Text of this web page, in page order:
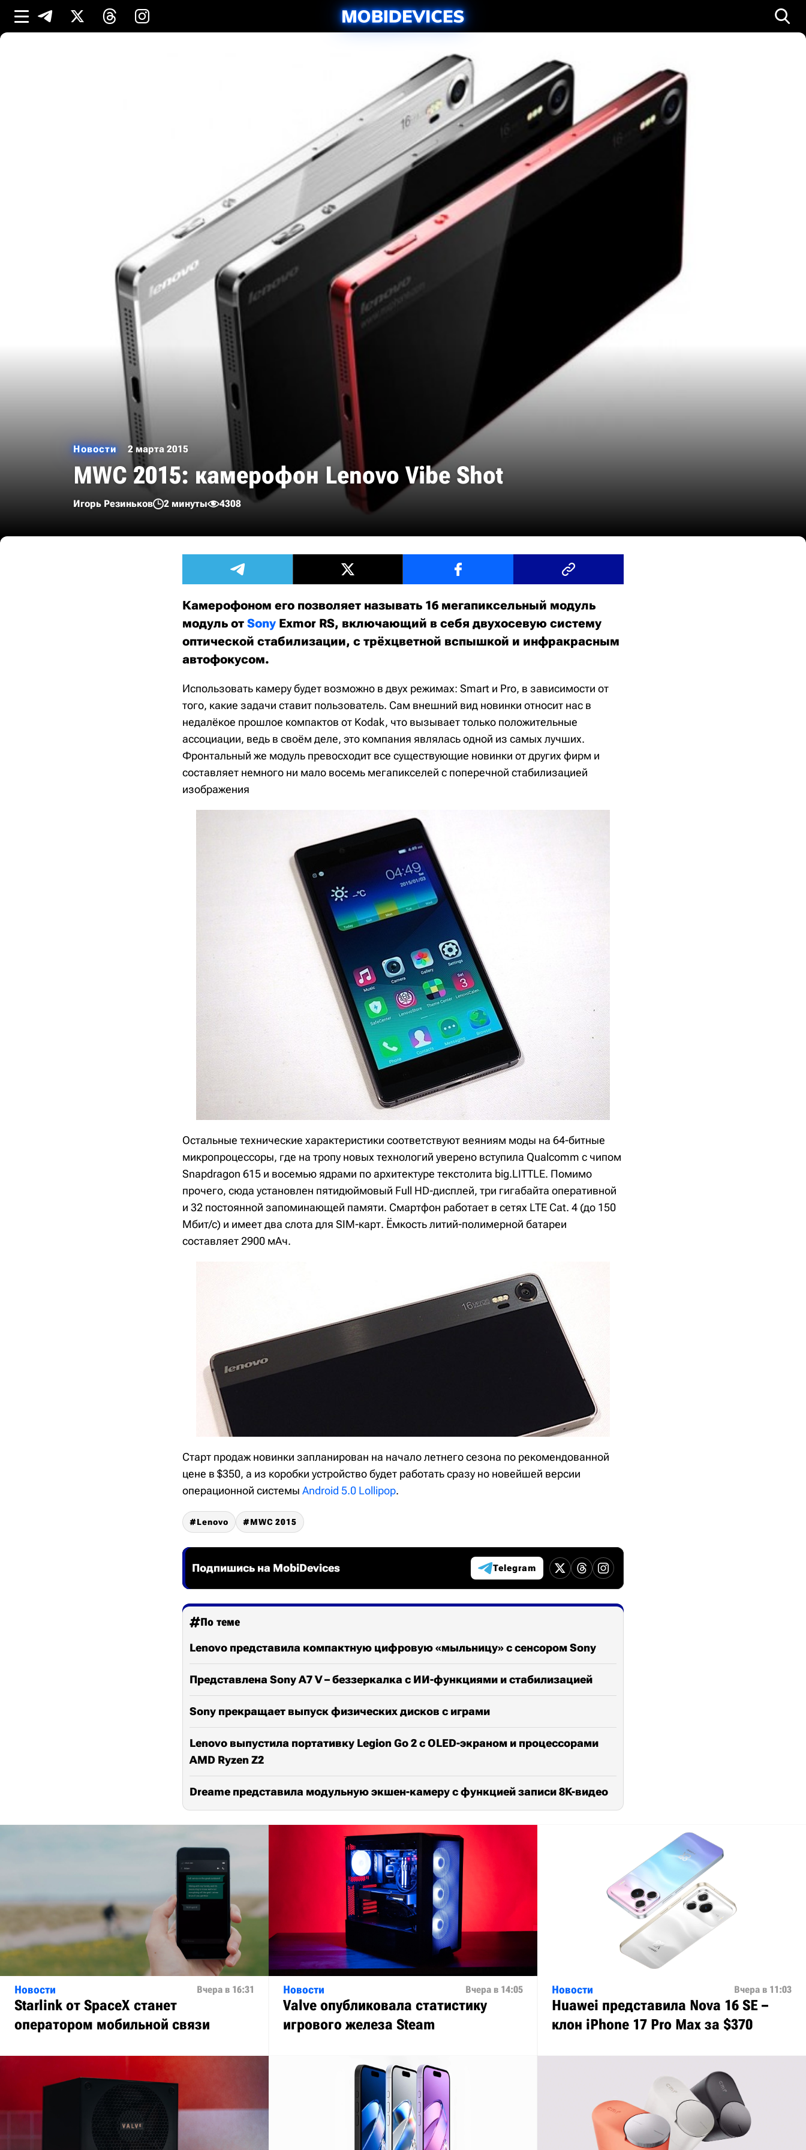
Новости 2 марта 2015
MWC 2015: камерофон Lenovo Vibe Shot
Игорь Резиньков 2 минуты 4308
Камерофоном его позволяет называть 16 мегапиксельный модуль
модуль от Sony Exmor RS, включающий в себя двухосевую систему
оптической стабилизации, с трёхцветной вспышкой и инфракрасным
автофокусом.
Использовать камеру будет возможно в двух режимах: Smart и Pro, в зависимости от
того, какие задачи ставит пользователь. Сам внешний вид новинки относит нас в
недалёкое прошлое компактов от Kodak, что вызывает только положительные
ассоциации, ведь в своём деле, это компания являлась одной из самых лучших.
Фронтальный же модуль превосходит все существующие новинки от других фирм и
составляет немного ни мало восемь мегапикселей с поперечной стабилизацией
изображения
Остальные технические характеристики соответствуют веяниям моды на 64-битные
микропроцессоры, где на тропу новых технологий уверено вступила Qualcomm с чипом
Snapdragon 615 и восемью ядрами по архитектуре текстолита big.LITTLE. Помимо
прочего, сюда установлен пятидюймовый Full HD-дисплей, три гигабайта оперативной
и 32 постоянной запоминающей памяти. Смартфон работает в сетях LTE Cat. 4 (до 150
Мбит/с) и имеет два слота для SIM-карт. Ёмкость литий-полимерной батареи
составляет 2900 мАч.
Старт продаж новинки запланирован на начало летнего сезона по рекомендованной
цене в $350, а из коробки устройство будет работать сразу но новейшей версии
операционной системы Android 5.0 Lollipop.
Lenovo MWC 2015
Подпишись на MobiDevices Telegram
По теме
Lenovo представила компактную цифровую «мыльницу» с сенсором Sony
Представлена Sony A7 V – беззеркалка с ИИ-функциями и стабилизацией
Sony прекращает выпуск физических дисков с играми
Lenovo выпустила портативку Legion Go 2 с OLED-экраном и процессорами
AMD Ryzen Z2
Dreame представила модульную экшен-камеру с функцией записи 8K-видео
Новости Вчера в 16:31
Starlink от SpaceX станет
оператором мобильной связи
Новости Вчера в 14:05
Valve опубликовала статистику
игрового железа Steam
Новости Вчера в 11:03
Huawei представила Nova 16 SE –
клон iPhone 17 Pro Max за $370